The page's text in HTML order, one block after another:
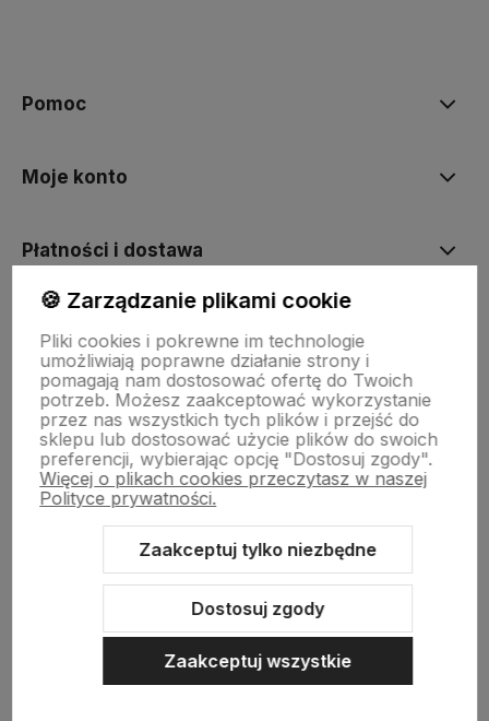
Pomoc
Moje konto
Płatności i dostawa
O nas
Sklep internetowy Shoper.pl Szablon Shoper Modern 3.0™
🍪 Zarządzanie plikami cookie
Pliki cookies i pokrewne im technologie
umożliwiają poprawne działanie strony i
pomagają nam dostosować ofertę do Twoich
potrzeb. Możesz zaakceptować wykorzystanie
przez nas wszystkich tych plików i przejść do
sklepu lub dostosować użycie plików do swoich
preferencji, wybierając opcję "Dostosuj zgody".
Więcej o plikach cookies przeczytasz w naszej
Polityce prywatności.
Zaakceptuj tylko niezbędne
Dostosuj zgody
Zaakceptuj wszystkie